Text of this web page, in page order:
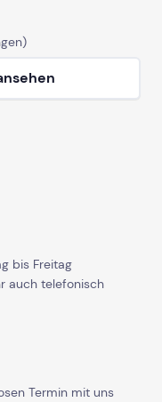
bis Freitag
auch telefonisch
Termin mit uns